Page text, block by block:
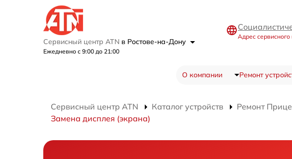
Сервисный центр ATN в Ростове-на-Дону
Ежедневно с 9:00 до 21:00
Адрес сервисного
О компании Ремонт
Сервисный центр ATN Каталог устройств Ремонт
Замена дисплея (экрана)